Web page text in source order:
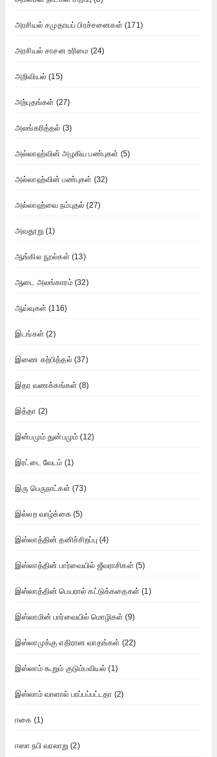
அரசியல் சமுதாயப் பிரச்சனைகள் (171)
அரசியல் சாசன உரிமை (24)
அறிவியல் (15)
அற்புதங்கள் (27)
அலங்கரித்தல் (3)
அல்லாஹ்வின் அழகிய பண்புகள் (5)
அல்லாஹ்வின் பண்புகள் (32)
அல்லாஹ்வை நம்புதல் (27)
அவதூறு (1)
ஆங்கில நூல்கள் (13)
ஆடை அலங்காரம்(32)
ஆய்வுகள் (116)
இடங்கள் (2)
இணை கற்பித்தல் (37)
இதர வணக்கங்கள் (8)
இத்தா (2)
இன்பமும் துன்பமும் (12)
இரட்டை வேடம் (1)
இரு பெருநாட்கள் (73)
இல்லற வாழ்க்கை(5)
இஸ்லாத்தின் தனிச்சிறப்பு (4)
இஸ்லாத்தின் பார்வையில் ஜீவராசிகள் (5)
இஸ்லாத்தின் பெயரால் கட்டுக்கதைகள் (1)
இஸ்லாமின் பார்வையில் மொழிகள் (9)
இஸ்லாமுக்கு எதிரான வாதங்கள் (22)
இஸ்லாம் கூறும் குடும்பவியல் (1)
இஸ்லாம் வாளால் பரப்பப்பட்டதா (2)
ஈகை (1)
ஈஸா நபி வரலாறு (2)